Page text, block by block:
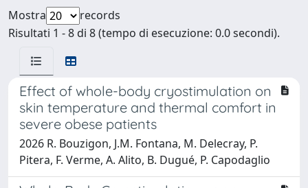
Mostra
records
Risultati 1 - 8 di 8 (tempo di esecuzione: 0.0 secondi).
Effect of whole-body cryostimulation on
skin temperature and thermal comfort in
severe obese patients
2026 R. Bouzigon, J.M. Fontana, M. Delecray, P.
Pitera, F. Verme, A. Alito, B. Dugué, P. Capodaglio